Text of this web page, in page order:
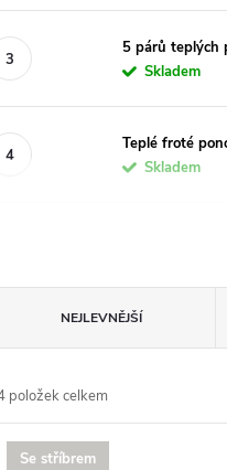
5 párů teplých
Skladem
Teplé froté
Skladem
NEJLEVNĚJŠÍ
položek celkem
VSe stříbrem